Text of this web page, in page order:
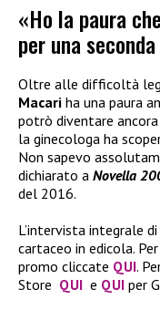
«Ho la paura
per una
Oltre alle difficoltà
Macari ha una paura
potrò diventare
la ginecologa ha
Non sapevo
dichiarato a Novella
del 2016.
L’intervista integrale di
cartaceo in edicola.
promo cliccate QUI.
Store QUI e QUI per